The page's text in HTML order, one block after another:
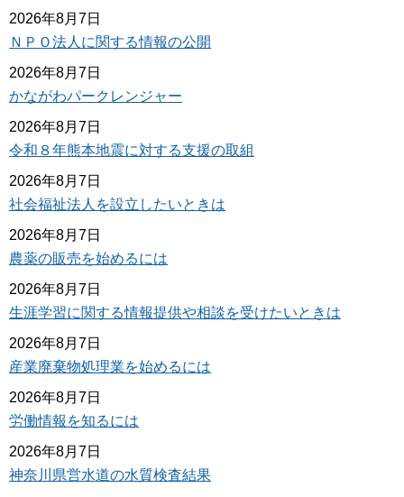
2026年8月7日
ＮＰＯ法人に関する情報の公開
2026年8月7日
かながわパークレンジャー
2026年8月7日
令和８年熊本地震に対する支援の取組
2026年8月7日
社会福祉法人を設立したいときは
2026年8月7日
農薬の販売を始めるには
2026年8月7日
生涯学習に関する情報提供や相談を受けたいときは
2026年8月7日
産業廃棄物処理業を始めるには
2026年8月7日
労働情報を知るには
2026年8月7日
神奈川県営水道の水質検査結果